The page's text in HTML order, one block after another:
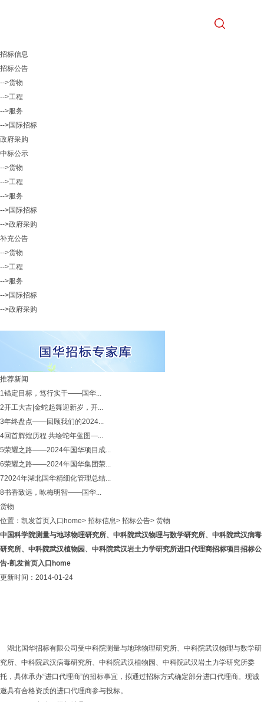
招标信息
招标公告
-->货物
-->工程
-->服务
-->国际招标
政府采购
中标公示
-->货物
-->工程
-->服务
-->国际招标
-->政府采购
补充公告
-->货物
-->工程
-->服务
-->国际招标
-->政府采购
推荐新闻
1锚定目标，笃行实干——国华...
2开工大吉|金蛇起舞迎新岁，开...
3年终盘点——回顾我们的2024...
4回首辉煌历程 共绘蛇年蓝图—...
5荣耀之路——2024年国华项目成...
6荣耀之路——2024年国华集团荣...
72024年湖北国华精细化管理总结...
8书香致远，咏梅明智——国华...
货物
位置： 凯发首页入口home> 招标信息> 招标公告> 货物
中国科学院测量与地球物理研究所、中科院武汉物理与数学研究所、中科院武汉病毒
研究所、中科院武汉植物园、中科院武汉岩土力学研究所进口代理商招标项目招标公
告-凯发首页入口home
更新时间：2014-01-24
湖北国华招标有限公司受中科院测量与地球物理研究所、中科院武汉物理与数学研
究所、中科院武汉病毒研究所、中科院武汉植物园、中科院武汉岩土力学研究所委
托，具体承办“进口代理商”的招标事宜，拟通过招标方式确定部分进口代理商。现诚
邀具有合格资质的进口代理商参与投标。